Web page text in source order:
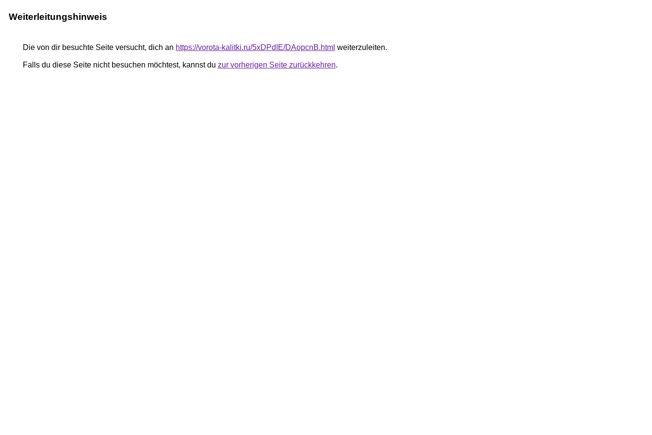
Weiterleitungshinweis
Die von dir besuchte Seite versucht, dich an https://vorota-kalitki.ru/5xDPdIE/DAopcnB.html weiterzuleiten.
Falls du diese Seite nicht besuchen möchtest, kannst du zur vorherigen Seite zurückkehren.